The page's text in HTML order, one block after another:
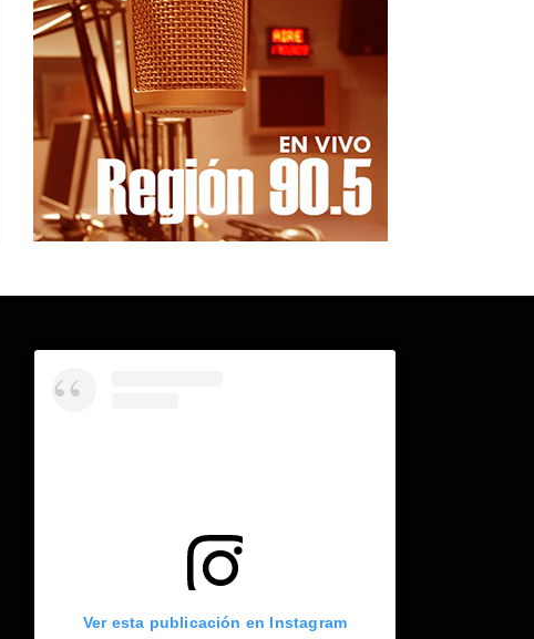
Ver esta publicación en Instagram